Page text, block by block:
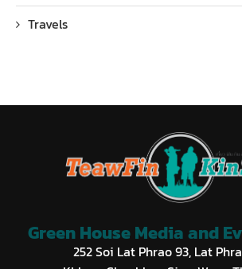
Travels
Green House Media and
252 Soi Lat Phrao 93, Lat